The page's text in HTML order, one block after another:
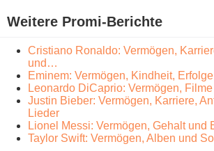
Weitere Promi-Berichte
Cristiano Ronaldo: Vermögen,
und…
Eminem: Vermögen, Kindheit,
Leonardo DiCaprio: Vermögen,
Justin Bieber: Vermögen, Karriere,
Lieder
Lionel Messi: Vermögen, Gehalt und
Taylor Swift: Vermögen, Alben und